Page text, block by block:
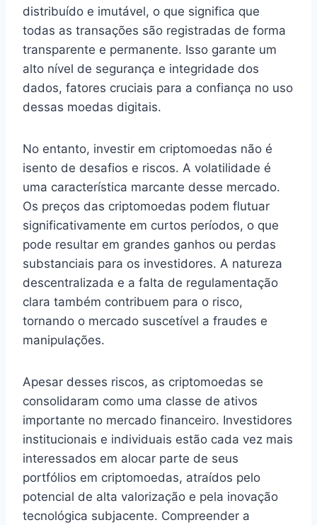
distribuído e imutável, o que significa que
todas as transações são registradas de forma
transparente e permanente. Isso garante um
alto nível de segurança e integridade dos
dados, fatores cruciais para a confiança no uso
dessas moedas digitais.
No entanto, investir em criptomoedas não é
isento de desafios e riscos. A volatilidade é
uma característica marcante desse mercado.
Os preços das criptomoedas podem flutuar
significativamente em curtos períodos, o que
pode resultar em grandes ganhos ou perdas
substanciais para os investidores. A natureza
descentralizada e a falta de regulamentação
clara também contribuem para o risco,
tornando o mercado suscetível a fraudes e
manipulações.
Apesar desses riscos, as criptomoedas se
consolidaram como uma classe de ativos
importante no mercado financeiro. Investidores
institucionais e individuais estão cada vez mais
interessados em alocar parte de seus
portfólios em criptomoedas, atraídos pelo
potencial de alta valorização e pela inovação
tecnológica subjacente. Compreender a